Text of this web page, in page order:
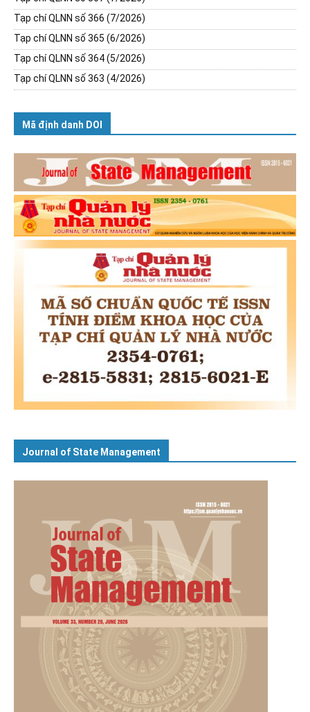
Tạp chí QLNN số 366 (7/2026)
Tạp chí QLNN số 365 (6/2026)
Tạp chí QLNN số 364 (5/2026)
Tạp chí QLNN số 363 (4/2026)
Mã định danh DOI
Journal of State Management